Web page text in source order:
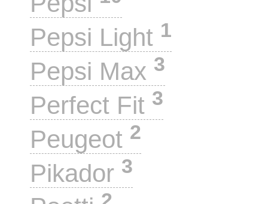
Pepsi Light 1
Pepsi Max 3
Perfect Fit 3
Peugeot 2
Pikador 3